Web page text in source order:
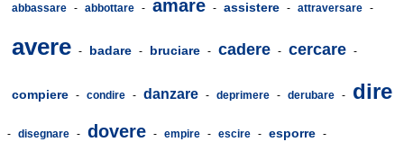
abbassare - abbottare - amare - assistere - attraversare -
avere - badare - bruciare - cadere - cercare -
compiere - condire - danzare - deprimere - derubare - dire
- disegnare - dovere - empire - escire - esporre -